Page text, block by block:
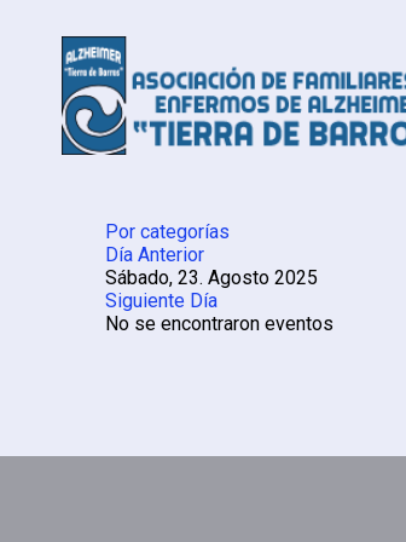
Por categorías
Día Anterior
Sábado, 23. Agosto 2025
Siguiente Día
No se encontraron eventos